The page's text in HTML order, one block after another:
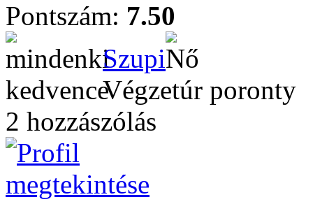
Pontszám: 7.50
Szupi
Végzetúr poronty
2 hozzászólás